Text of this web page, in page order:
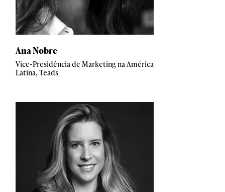
Ana Nobre
Vice-Presidência de Marketing na América
Latina, Teads